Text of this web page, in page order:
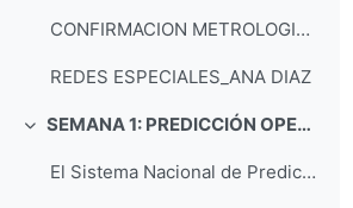
CONFIRMACION METROLOGICA_FORTUNATO
REDES ESPECIALES_ANA DIAZ
Collapse SEMANA 1: PREDICCIÓN OPERATIVA Y PROBLEMAS DE DINÁMICA Y TERMODINÁMICA DE LA ATMÓSFERA
El Sistema Nacional de Predicción de AEMET